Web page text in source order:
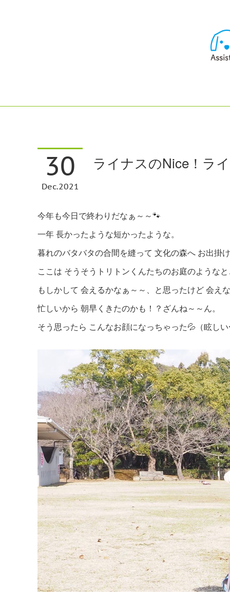
30
Dec 2021
ライナスのNice！ラ
今年も今日で終わりだなぁ～～🐾
一年 長かったような短かったような。
暮れのバタバタの合間を縫って 文化の森へ お出掛
ここは そうそうトリトンくんたちのお庭のような
もしかして 会えるかなぁ～～、と思ったけど 会え
忙しいから 朝早くきたのかも！？ざんね～～ん。
そう思ったら こんなお顔になっちゃった💦（眩しい